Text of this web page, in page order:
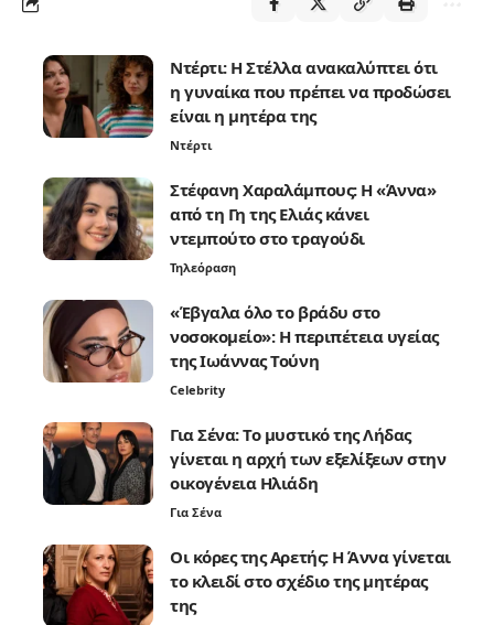
Ντέρτι: Η Στέλλα ανακαλύπτει ότι
η γυναίκα που πρέπει να προδώσει
είναι η μητέρα της
Ντέρτι
Στέφανη Χαραλάμπους: Η «Άννα»
από τη Γη της Ελιάς κάνει
ντεμπούτο στο τραγούδι
Τηλεόραση
«Έβγαλα όλο το βράδυ στο
νοσοκομείο»: Η περιπέτεια υγείας
της Ιωάννας Τούνη
Celebrity
Για Σένα: Το μυστικό της Λήδας
γίνεται η αρχή των εξελίξεων στην
οικογένεια Ηλιάδη
Για Σένα
Οι κόρες της Αρετής: Η Άννα γίνεται
το κλειδί στο σχέδιο της μητέρας
της